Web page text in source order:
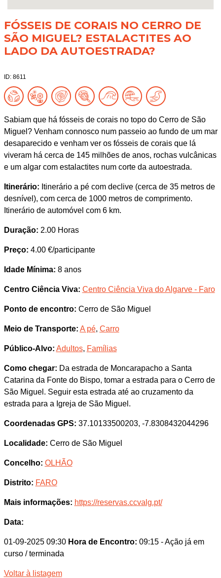
FÓSSEIS DE CORAIS NO CERRO DE
SÃO MIGUEL? ESTALACTITES AO
LADO DA AUTOESTRADA?
ID: 8611
Sabiam que há fósseis de corais no topo do Cerro de São
Miguel? Venham connosco num passeio ao fundo de um mar
desaparecido e venham ver os fósseis de corais que lá
viveram há cerca de 145 milhões de anos, rochas vulcânicas
e um algar com estalactites num corte da autoestrada.
Itinerário: Itinerário a pé com declive (cerca de 35 metros de
desnível), com cerca de 1000 metros de comprimento.
Itinerário de automóvel com 6 km.
Duração: 2.00 Horas
Preço: 4.00 €/participante
Idade Mínima: 8 anos
Centro Ciência Viva: Centro Ciência Viva do Algarve - Faro
Ponto de encontro: Cerro de São Miguel
Meio de Transporte: A pé, Carro
Público-Alvo: Adultos, Famílias
Como chegar: Da estrada de Moncarapacho a Santa
Catarina da Fonte do Bispo, tomar a estrada para o Cerro de
São Miguel. Seguir esta estrada até ao cruzamento da
estrada para a Igreja de São Miguel.
Coordenadas GPS: 37.10133500203, -7.8308432044296
Localidade: Cerro de São Miguel
Concelho: OLHÃO
Distrito: FARO
Mais informações: https://reservas.ccvalg.pt/
Data:
01-09-2025 09:30 Hora de Encontro: 09:15 - Ação já em
curso / terminada
Voltar à listagem